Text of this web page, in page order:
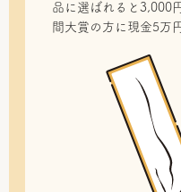
品に選ばれると3,000
間大賞の方に現金5万